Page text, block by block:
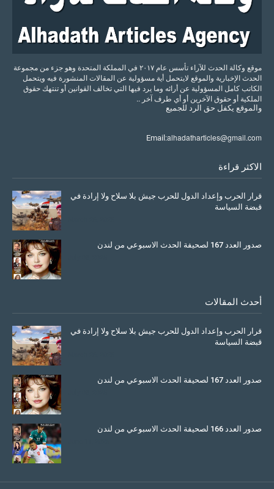
موقع وكالة الحدث للآراء تأسس عام ٢٠١٧ في المملكة المتحدة وهو جزء من مجموعة
الحدث الإخبارية والموقع لايتحمل أية مسؤولية عن المقالات المنشورة فيه ويتحمل
الكاتب كامل المسؤولية عن أرائه وما يرد فيها التي تخالف القوانين أو تنتهك حقوق
الملكية أو حقوق الآخرين أو أي طرف آخر ..
والموقع يكفل حق الرد للجميع
Email:alhadatharticles@gmail.com
الاكثر قراءة
قرار الحرب وإعداد الدول للحرب جيش بلا سلاح ولا إرادة في
قبضة السياسة
صدور العدد 167 لصحيفة الحدث الاسبوعي من لندن
أحدث المقالات
قرار الحرب وإعداد الدول للحرب جيش بلا سلاح ولا إرادة في
قبضة السياسة
صدور العدد 167 لصحيفة الحدث الاسبوعي من لندن
صدور العدد 166 لصحيفة الحدث الاسبوعي من لندن